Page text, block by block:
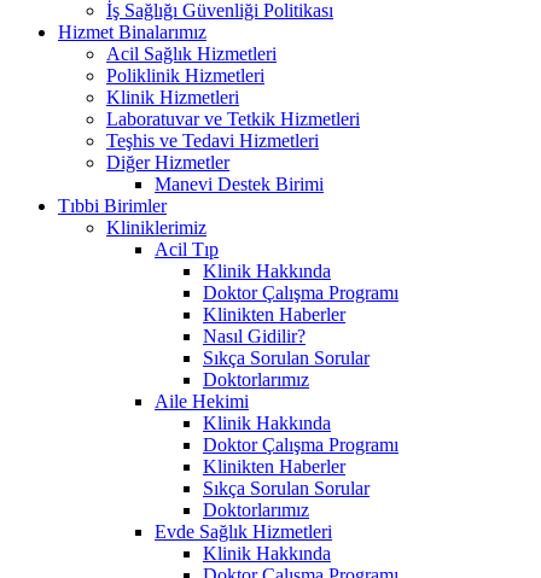
İş Sağlığı Güvenliği Politikası
Hizmet Binalarımız
Acil Sağlık Hizmetleri
Poliklinik Hizmetleri
Klinik Hizmetleri
Laboratuvar ve Tetkik Hizmetleri
Teşhis ve Tedavi Hizmetleri
Diğer Hizmetler
Manevi Destek Birimi
Tıbbi Birimler
Kliniklerimiz
Acil Tıp
Klinik Hakkında
Doktor Çalışma Programı
Klinikten Haberler
Nasıl Gidilir?
Sıkça Sorulan Sorular
Doktorlarımız
Aile Hekimi
Klinik Hakkında
Doktor Çalışma Programı
Klinikten Haberler
Sıkça Sorulan Sorular
Doktorlarımız
Evde Sağlık Hizmetleri
Klinik Hakkında